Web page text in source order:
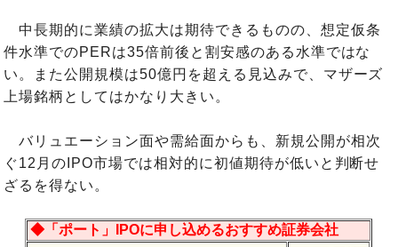
中長期的に業績の拡大は期待できるものの、想定仮条
件水準でのPERは35倍前後と割安感のある水準ではな
い。また公開規模は50億円を超える見込みで、マザーズ
上場銘柄としてはかなり大きい。
バリュエーション面や需給面からも、新規公開が相次
ぐ12月のIPO市場では相対的に初値期待が低いと判断せ
ざるを得ない。
◆「ポート」IPOに申し込めるおすすめ証券会社